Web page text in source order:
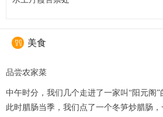
 美食
品尝农家菜
中午时分，我们几个走进了一家叫“阳元阁”
此时腊肠当季，我们点了一个冬笋炒腊肠